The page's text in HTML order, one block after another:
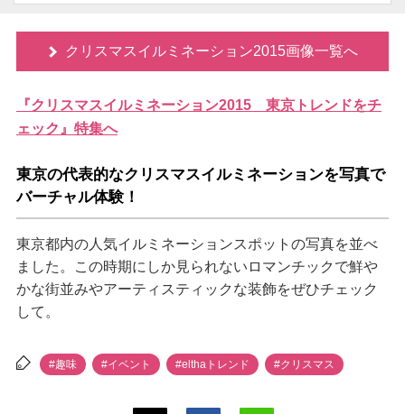
クリスマスイルミネーション2015画像一覧へ
『クリスマスイルミネーション2015 東京トレンドをチ
ェック』特集へ
東京の代表的なクリスマスイルミネーションを写真で
バーチャル体験！
東京都内の人気イルミネーションスポットの写真を並べ
ました。この時期にしか見られないロマンチックで鮮
かな街並みやアーティスティックな装飾をぜひチェック
して。
#趣味 #イベント #elthaトレンド #クリスマス